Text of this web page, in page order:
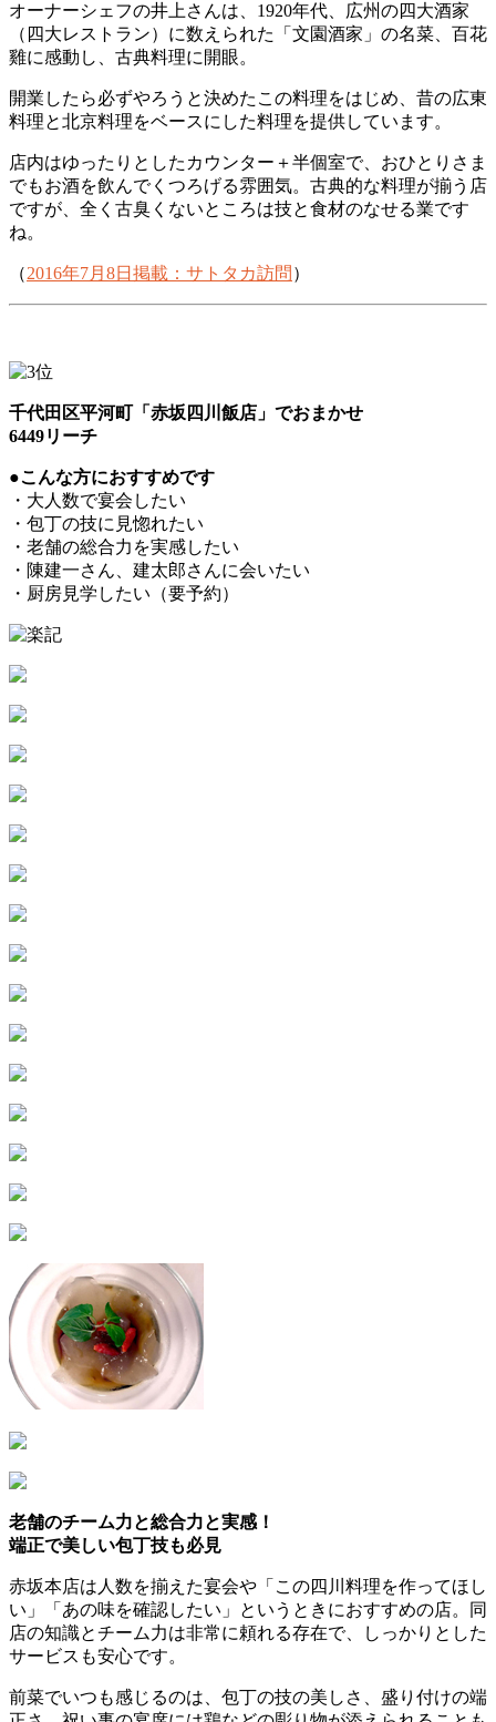
オーナーシェフの井上さんは、1920年代、広州の四大酒家
（四大レストラン）に数えられた「文園酒家」の名菜、百花
雞に感動し、古典料理に開眼。
開業したら必ずやろうと決めたこの料理をはじめ、昔の広東
料理と北京料理をベースにした料理を提供しています。
店内はゆったりとしたカウンター＋半個室で、おひとりさま
でもお酒を飲んでくつろげる雰囲気。古典的な料理が揃う店
ですが、全く古臭くないところは技と食材のなせる業です
ね。
（2016年7月8日掲載：サトタカ訪問 ）
千代田区平河町「赤坂四川飯店」でおまかせ
6449リーチ
●こんな方におすすめです
・大人数で宴会したい
・包丁の技に見惚れたい
・老舗の総合力を実感したい
・陳建一さん、建太郎さんに会いたい
・厨房見学したい（要予約）
老舗のチーム力と総合力と実感！
端正で美しい包丁技も必見
赤坂本店は人数を揃えた宴会や「この四川料理を作ってほし
い」「あの味を確認したい」というときにおすすめの店。同
店の知識とチーム力は非常に頼れる存在で、しっかりとした
サービスも安心です。
前菜でいつも感じるのは、包丁の技の美しさ、盛り付けの端